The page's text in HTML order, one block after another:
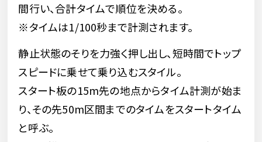
間行い、合計タイムで順位を決める。
※タイムは1/100秒まで計測されます。
静止状態のそりを力強く押し出し、短時間でトップ
スピードに乗せて乗り込むスタイル。
スタート板の15m先の地点からタイム計測が始ま
り、その先50m区間までのタイムをスタートタイム
と呼ぶ。